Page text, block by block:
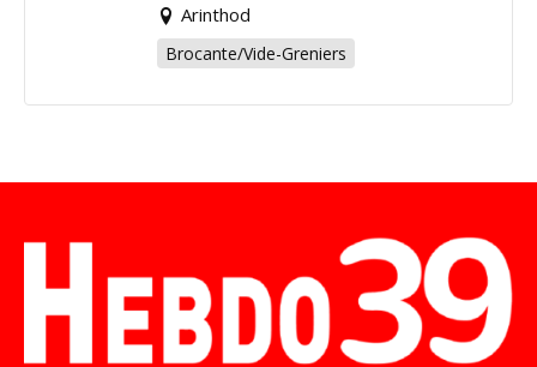
Arinthod
Brocante/Vide-Greniers